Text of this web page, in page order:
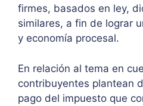
firmes, basados en ley,
similares, a fin de lograr
y economía procesal.
En relación al tema en
contribuyentes plantean
pago del impuesto que